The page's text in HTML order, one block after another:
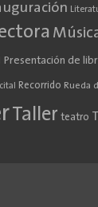
Presentación de
Recorrido Rueda
Taller teatro